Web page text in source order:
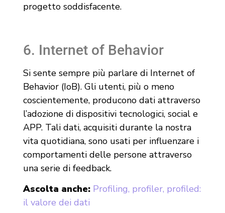
progetto soddisfacente.
6. Internet of Behavior
Si sente sempre più parlare di Internet of
Behavior (IoB). Gli utenti, più o meno
coscientemente, producono dati attraverso
l’adozione di dispositivi tecnologici, social e
APP. Tali dati, acquisiti durante la nostra
vita quotidiana, sono usati per influenzare i
comportamenti delle persone attraverso
una serie di feedback.
Ascolta anche: Profiling, profiler, profiled:
il valore dei dati